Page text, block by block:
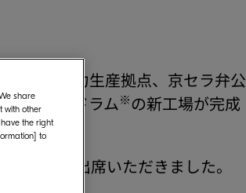
にある主力生産拠点、京セラ弁公
感光体ドラム※の新工場が完成
様にご出席いただきました。
share
with other
the right
to